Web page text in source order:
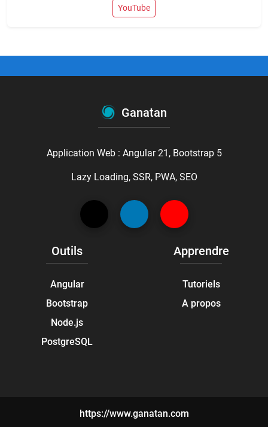
YouTube
Ganatan
Application Web : Angular 21, Bootstrap 5
Lazy Loading, SSR, PWA, SEO
Outils
Angular
Bootstrap
Node.js
PostgreSQL
Apprendre
Tutoriels
A propos
https://www.ganatan.com